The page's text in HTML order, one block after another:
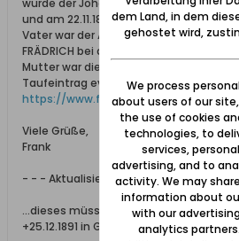
wurde der Johann Carl Friedrich
und am 22.11.1846 in Massow getauft.
Vater war der Ackerknecht Johann Carl
FRÄDRICH bei dem Posthalter Giese in
Mutter war die Friedrike geb. BORCHARD
Taufeintrag ev. Kirche Massow Nr.84 /
https://www.familysearch.org/ark:/
Viele Grüße,
Frank
- - - Aktualisiert - - -
...dieses müsste dann die
+25.12.1891 in Gowidlino sein
dem Land, in dem
gehostet wird,
We process
about users of our
the use of cookies
technologies, to
services,
advertising, and to
activity. We may
information about
with our
analytics